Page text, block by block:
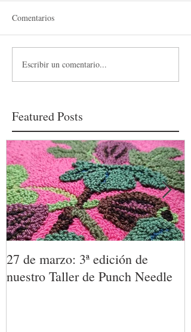
Comentarios
Escribir un comentario...
Featured Posts
27 de marzo: 3ª edición de
nuestro Taller de Punch Needle